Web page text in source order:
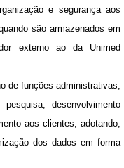
e segurança aos
são armazenados em
externo ao da Unimed
de funções administrativas,
desenvolvimento
aos clientes, adotando,
dos dados em forma